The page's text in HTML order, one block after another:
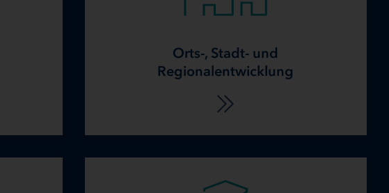
Orts-, Stadt- und
Regionalentwicklung